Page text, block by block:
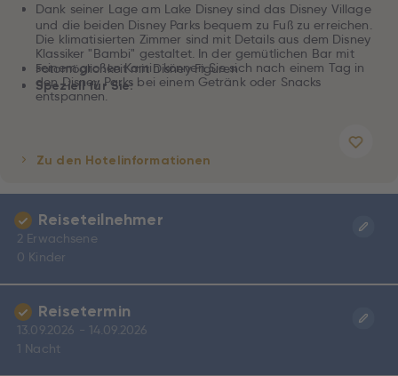
Dank seiner Lage am Lake Disney sind das Disney Village
und die beiden Disney Parks bequem zu Fuß zu erreichen.
Die klimatisierten Zimmer sind mit Details aus dem Disney
Klassiker "Bambi" gestaltet. In der gemütlichen Bar mit
seinem großen Kamin können Sie sich nach einem Tag in
den Disney Parks bei einem Getränk oder Snacks
entspannen.
Fotomöglichkeit mit Disney Figuren
Speziell für Sie:
Zu den Hotelinformationen
Reiseteilnehmer
2 Erwachsene
0 Kinder
Reisetermin
13.09.2026 - 14.09.2026
1 Nacht